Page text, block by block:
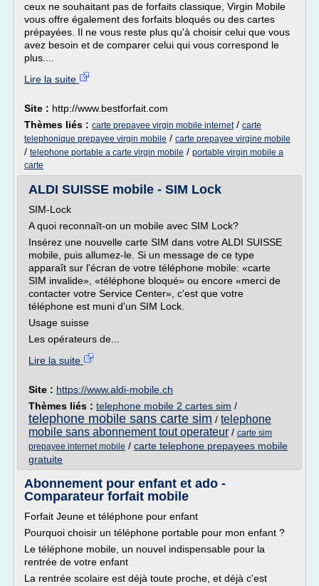
ceux ne souhaitant pas de forfaits classique, Virgin Mobile
vous offre également des forfaits bloqués ou des cartes
prépayées. Il ne vous reste plus qu'à choisir celui que vous
avez besoin et de comparer celui qui vous correspond le
plus....
Lire la suite
Site : http://www.bestforfait.com
Thèmes liés : carte prepayee virgin mobile internet/ carte
telephonique prepayee virgin mobile / carte prepayee virgine mobile
/ telephone portable a carte virgin mobile / portable virgin mobile a
carte
ALDI SUISSE mobile - SIM Lock
SIM-Lock
A quoi reconnaît-on un mobile avec SIM Lock?
Insérez une nouvelle carte SIM dans votre ALDI SUISSE
mobile, puis allumez-le. Si un message de ce type
apparaît sur l'écran de votre téléphone mobile: «carte
SIM invalide», «téléphone bloqué» ou encore «merci de
contacter votre Service Center», c'est que votre
téléphone est muni d'un SIM Lock.
Usage suisse
Les opérateurs de...
Lire la suite
Site : https://www.aldi-mobile.ch
Thèmes liés : telephone mobile 2 cartes sim /
telephone mobile sans carte sim / telephone
mobile sans abonnement tout operateur / carte sim
prepayee internet mobile / carte telephone prepayees mobile
gratuite
Abonnement pour enfant et ado -
Comparateur forfait mobile
Forfait Jeune et téléphone pour enfant
Pourquoi choisir un téléphone portable pour mon enfant ?
Le téléphone mobile, un nouvel indispensable pour la
rentrée de votre enfant
La rentrée scolaire est déjà toute proche, et déjà c'est